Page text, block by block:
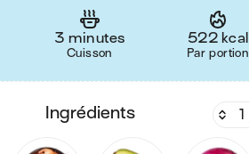
3 minutes
Cuisson
522 kcal
Par portion
ingrédients